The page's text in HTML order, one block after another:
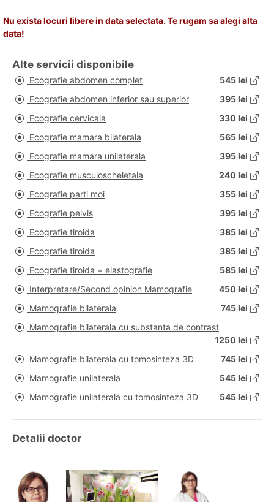
Nu exista locuri libere in data selectata. Te rugam sa alegi alta
data!
Alte servicii disponibile
Ecografie abdomen complet
545 lei
Ecografie abdomen inferior sau superior
395 lei
Ecografie cervicala
330 lei
Ecografie mamara bilaterala
565 lei
Ecografie mamara unilaterala
395 lei
Ecografie musculoscheletala
240 lei
Ecografie parti moi
355 lei
Ecografie pelvis
395 lei
Ecografie tiroida
385 lei
Ecografie tiroida
385 lei
Ecografie tiroida + elastografie
585 lei
Interpretare/Second opinion Mamografie
450 lei
Mamografie bilaterala
745 lei
Mamografie bilaterala cu substanta de contrast
1250 lei
Mamografie bilaterala cu tomosinteza 3D
745 lei
Mamografie unilaterala
545 lei
Mamografie unilaterala cu tomosinteza 3D
545 lei
Detalii doctor